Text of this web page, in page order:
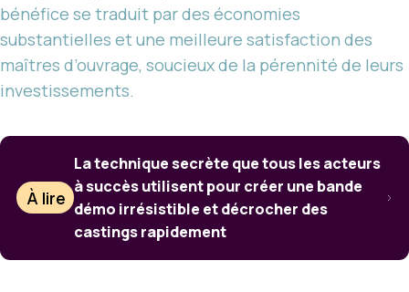
bénéfice se traduit par des économies
substantielles et une meilleure satisfaction des
maîtres d’ouvrage, soucieux de la pérennité de leurs
investissements.
À lire
La technique secrète que tous les acteurs
à succès utilisent pour créer une bande
démo irrésistible et décrocher des
castings rapidement